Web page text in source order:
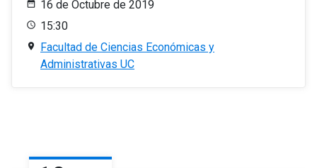
16 de Octubre de 2019
15:30
Facultad de Ciencias Económicas y
Administrativas UC